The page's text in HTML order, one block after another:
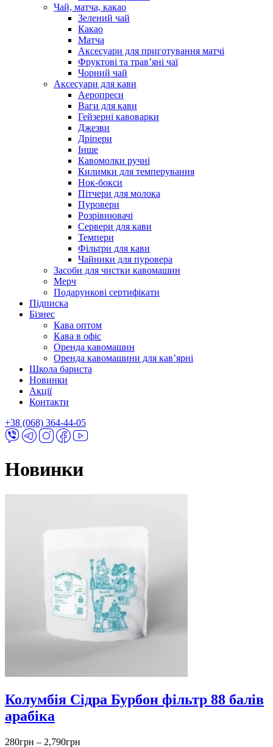
Чай, матча, какао
Зелений чай
Какао
Матча
Аксесуари для приготування матчі
Фруктові та трав’яні чаї
Чорний чай
Аксесуари для кави
Аеропреси
Ваги для кави
Гейзерні кавоварки
Джезви
Дріпери
Інше
Кавомолки ручні
Килимки для темперування
Нок-бокси
Пітчери для молока
Пуровери
Розрівнювачі
Сервери для кави
Темпери
Фільтри для кави
Чайники для пуровера
Засоби для чистки кавомашин
Мерч
Подарункові сертифікати
Підписка
Бізнес
Кава оптом
Кава в офіс
Оренда кавомашин
Оренда кавомашини для кав’ярні
Школа бариста
Новинки
Акції
Контакти
+38 (068) 364-44-05
Новинки
Колумбія Сідра Бурбон фільтр 88 балів
арабіка
280грн – 2,790грн